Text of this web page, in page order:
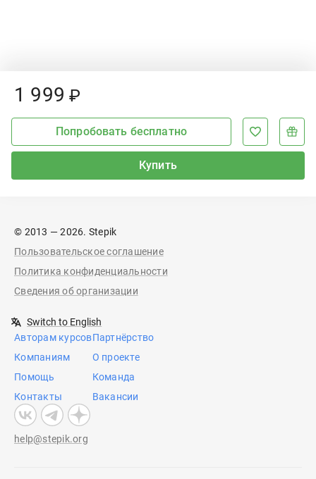
Price:
1 999 ₽
Купить
Попробовать бесплатно
© 2013 — 2026. Stepik
Пользовательское соглашение
Политика конфиденциальности
Сведения об организации
Switch to English
Авторам курсов
Компаниям
Помощь
Контакты
Партнёрство
О проекте
Команда
Вакансии
help@stepik.org